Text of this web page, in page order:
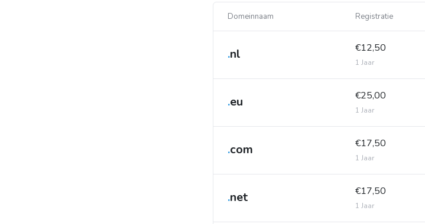
Domeinnaam Registratie
.nl €12,50
1 Jaar
.eu €25,00
1 Jaar
.com €17,50
1 Jaar
.net €17,50
1 Jaar